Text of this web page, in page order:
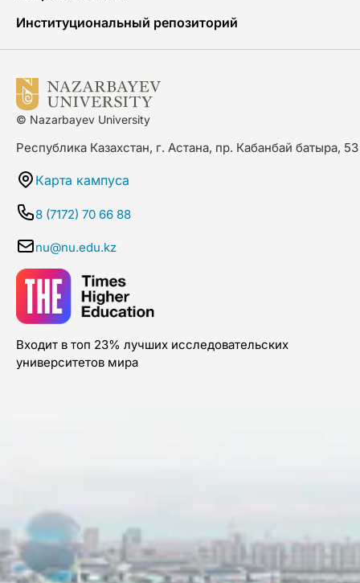
Институциональный репозиторий
© Nazarbayev University
Республика Казахстан, г. Астана, пр. Кабанбай батыра, 53
Карта кампуса
8 (7172) 70 66 88
nu@nu.edu.kz
Входит в топ 23% лучших исследовательских
университетов мира